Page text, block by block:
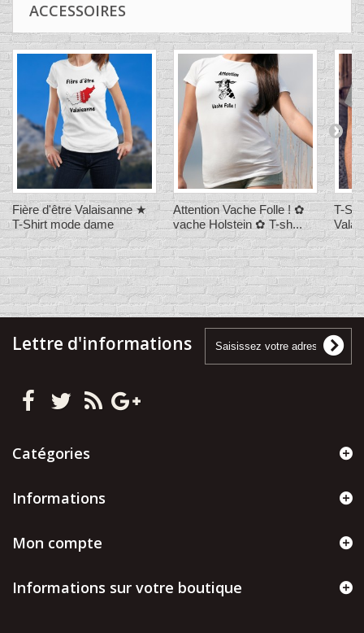
ACCESSOIRES
Fière d'être Valaisanne ★
T-Shirt mode dame
Attention Vache Folle ! ✿
vache Holstein ✿ T-sh...
T-
Lettre d'informations
Catégories
Informations
Mon compte
Informations sur votre boutique